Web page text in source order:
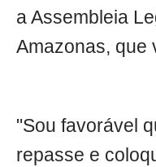
a Assembleia
Amazonas, que
"Sou favorável
repasse e